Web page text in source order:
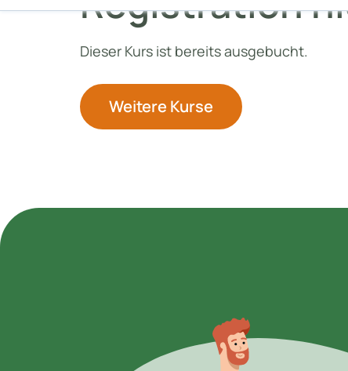
Dieser Kurs ist bereits ausgebucht.
Weitere Kurse